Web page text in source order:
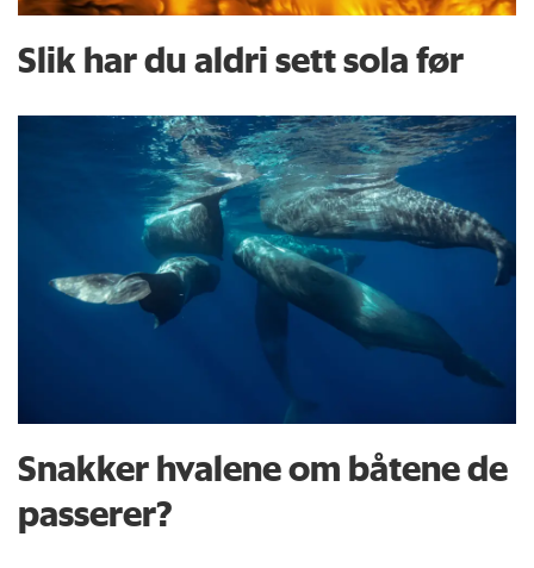
Slik har du aldri sett sola før
Snakker hvalene om båtene de
passerer?